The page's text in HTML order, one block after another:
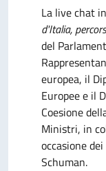
La live chat
d'Italia,
del
europea, il
Europee e il
Coesione
Ministri, in
occasione
Schuman.